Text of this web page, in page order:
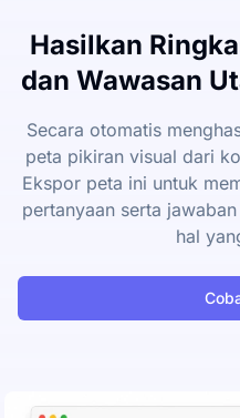
Hasilkan
dan Wawasan
Secara otomatis
peta pikiran visual dari
Ekspor peta ini untuk
pertanyaan serta
hal